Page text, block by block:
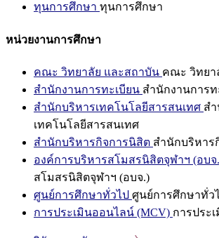
ทุนการศึกษา ทุนการศึกษา
หน่วยงานการศึกษา
คณะ วิทยาลัย และสถาบัน คณะ วิทยา
สำนักงานการทะเบียน สำนักงานการท
สำนักบริหารเทคโนโลยีสารสนเทศ ส
เทคโนโลยีสารสนเทศ
สำนักบริหารกิจการนิสิต สำนักบริหาร
องค์การบริหารสโมสรนิสิตจุฬาฯ (อบจ
สโมสรนิสิตจุฬาฯ (อบจ.)
ศูนย์การศึกษาทั่วไป ศูนย์การศึกษาทั่ว
การประเมินออนไลน์ (MCV) การประ